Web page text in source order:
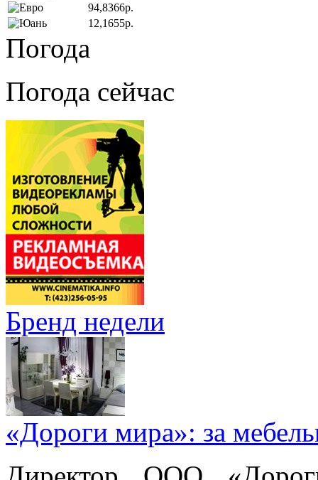
94,8366р.
12,1655р.
Погода
Погода сейчас
Бренд недели
«Дороги мира»: за